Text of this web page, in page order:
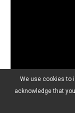
We use cookies to
acknowledge that